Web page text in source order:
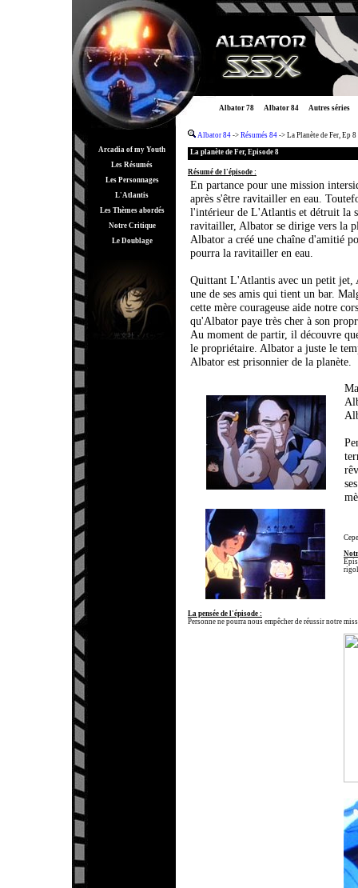
Albator 78 Albator 84 Autres séries
Arcadia of my Youth
Les Résumés
Les Personnages
L'Atlantis
Les Thèmes abordés
Notre Critique
Le Doublage
Albator 84 -> Résumés 84 -> La Planète de Fer, Ep 8
La planète de Fer, Episode 8
Résumé de l'épisode :
En partance pour une mission
après s'être ravitailler en eau.
l'intérieur de L'Atlantis et détruit la
ravitailler, Albator se dirige vers la
Albator a créé une chaîne d'amitié
pourra la ravitailler en eau.
Quittant L'Atlantis avec un petit jet,
une de ses amis qui tient un bar.
cette mère courageuse aide notre
qu'Albator paye très cher à son
Au moment de partir, il découvre
le propriétaire. Albator a juste le
Albator est prisonnier de la planète.
La pensée de l'épisode :
Personne ne pourra nous empêcher de réussir notre